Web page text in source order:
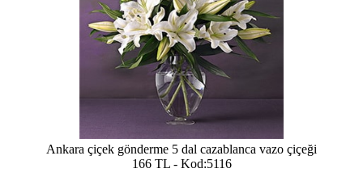
Ankara çiçek gönderme 5 dal cazablanca vazo çiçeği
166 TL - Kod:5116